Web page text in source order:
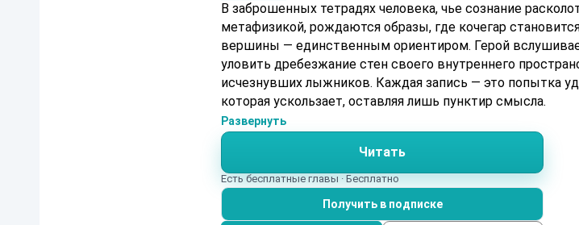
В заброшенных тетрадях человека, чье сознание
метафизикой, рождаются образы, где кочегар
вершины — единственным ориентиром. Герой
уловить дребезжание стен своего внутреннего
исчезнувших лыжников. Каждая запись — это попытка
которая ускользает, оставляя лишь пунктир смысла.
Развернуть
Читать
Есть бесплатные главы · Бесплатно
Получить в подписке